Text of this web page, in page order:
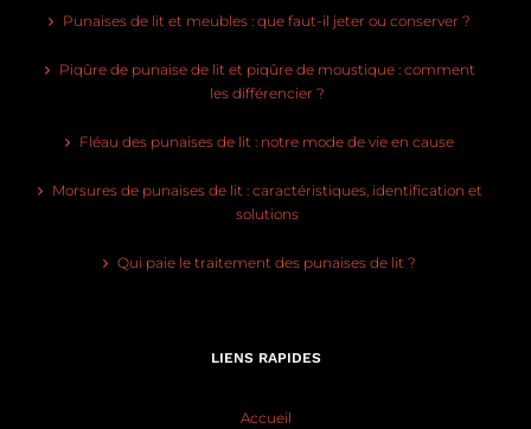
Punaises de lit et meubles : que faut-il jeter ou conserver ?
Piqûre de punaise de lit et piqûre de moustique : comment
les différencier ?
Fléau des punaises de lit : notre mode de vie en cause
Morsures de punaises de lit : caractéristiques, identification et
solutions
Qui paie le traitement des punaises de lit ?
LIENS RAPIDES
Accueil